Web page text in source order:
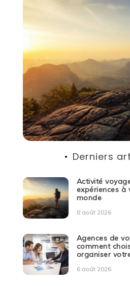
Derniers
Activité
expériences
monde
8 août 2026
Agences de
comment
organiser
6 août 2026